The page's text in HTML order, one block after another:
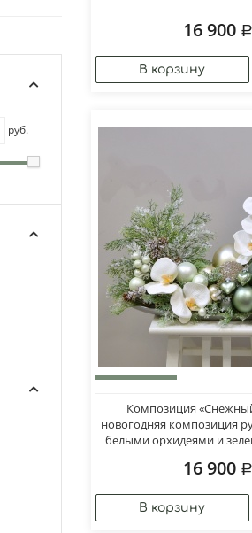
руб.
16 900
Композиция
новогодняя композиция
белыми орхидеями и
16 900